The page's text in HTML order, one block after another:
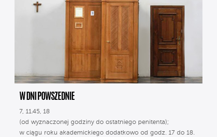
W DNI POWSZEDNIE
7, 11.45, 18
(od wyznaczonej godziny do ostatniego penitenta);
w ciągu roku akademickiego dodatkowo od godz. 17 do 18.